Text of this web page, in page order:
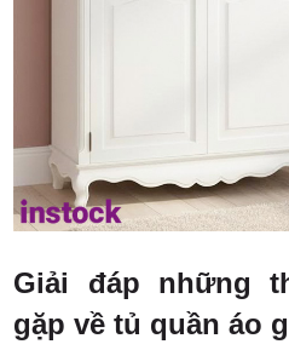
Giải đáp những
gặp về tủ quần áo